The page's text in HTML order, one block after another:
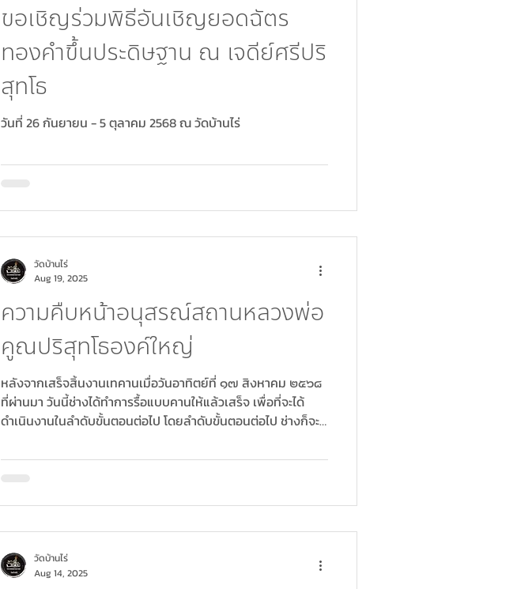
ขอเชิญร่วมพิธีอันเชิญยอดฉัตร
ทองคำขึ้นประดิษฐาน ณ เจดีย์ศรีปริ
สุทโธ
วันที่ 26 กันยายน - 5 ตุลาคม 2568 ณ วัดบ้านไร่
ความคืบหน้าอนุสรณ์สถานหลวงพ่อ
คูณปริสุทโธองค์ใหญ่
หลังจากเสร็จสิ้นงานเทคานเมื่อวันอาทิตย์ที่ ๑๗ สิงหาคม ๒๕๖๘
ที่ผ่านมา วันนี้ช่างได้ทำการรื้อแบบคานให้แล้วเสร็จ เพื่อที่จะได้
ดำเนินงานในลำดับขั้นตอนต่อไป โดยลำดับขั้นตอนต่อไป ช่างก็จะ
และด้านขวา โดยบันไดทั้งสองด้านกำหนดให้มีขั้นบันไดด้านละ ๙
กิจกรรมด
วัดบ้านไร่
Aug 19, 2025
วัดบ้านไร่
Aug 14, 2025